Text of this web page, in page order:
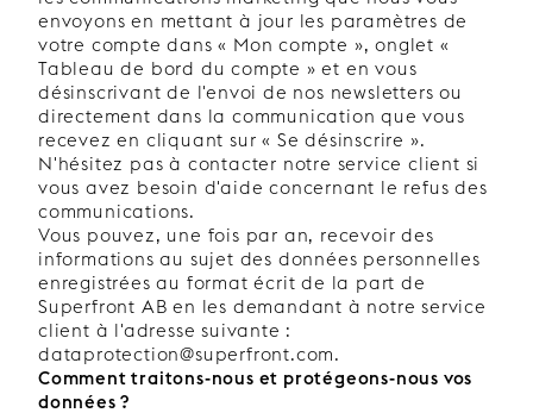
envoyons en mettant à jour les paramètres de
votre compte dans « Mon compte », onglet «
Tableau de bord du compte » et en vous
désinscrivant de l'envoi de nos newsletters ou
directement dans la communication que vous
recevez en cliquant sur « Se désinscrire ».
N'hésitez pas à contacter notre service client si
vous avez besoin d'aide concernant le refus des
communications.
Vous pouvez, une fois par an, recevoir des
informations au sujet des données personnelles
enregistrées au format écrit de la part de
Superfront AB en les demandant à notre service
client à l'adresse suivante :
dataprotection@superfront.com.
Comment traitons-nous et protégeons-nous vos
données ?